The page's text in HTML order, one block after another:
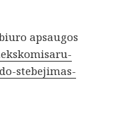
apsaugos
stebejimas-